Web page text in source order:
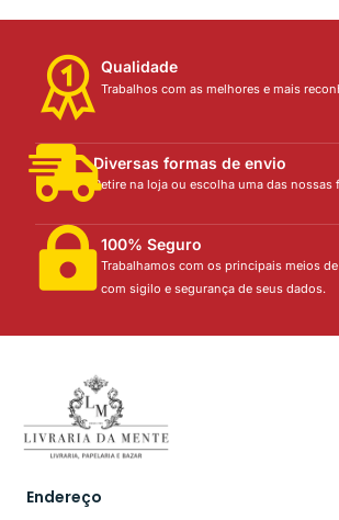
Qualidade
Trabalhos com as melhores e mais
Diversas formas de envio
Retire na loja ou escolha uma das nossas
100% Seguro
Trabalhamos com os principais meios
com sigilo e segurança de seus dados.
Endereço